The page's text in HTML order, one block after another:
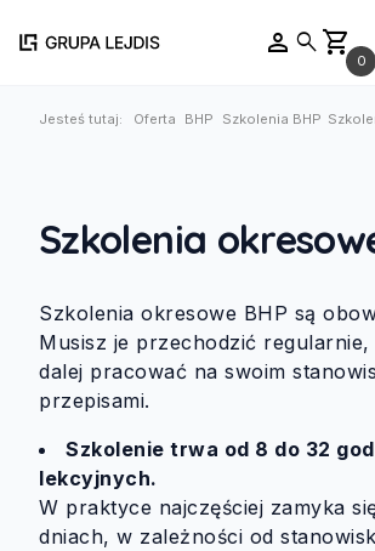
person searchshopping_cart 0
Jesteś tutaj: Oferta BHP Szkolenia BHP
Szkolenia
Szkolenia okresowe BHP są
Musisz je przechodzić regularnie,
dalej pracować na swoim
przepisami.
Szkolenie trwa od 8 do 32
lekcyjnych.
W praktyce najczęściej zamyka
dniach, w zależności od